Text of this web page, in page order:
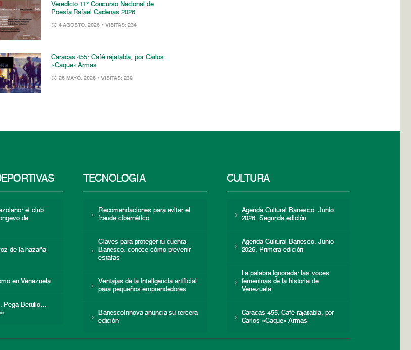
Veredicto 11° Concurso Nacional de
Poesía Rafael Cadenas 2026
4 AGOSTO, 2026 • VISITAS: 234
Caracas 455: Café rajatabla, por Carlos
«Caque» Armas
26 MAYO, 2026 • VISITAS: 239
el club
de
de la hazaña
en Venezuela
Pega Betulio…
TECNOLOGÍA
Recomendaciones para evitar el
fraude cibernético
Claves para proteger tu cuenta
Banesco: conoce cómo prevenir
estafas
Ventajas de la inteligencia artificial
para pequeños emprendedores
BanescoInnova anuncia su tercera
edición
CULTURA
Agenda Cultural Banesco. Junio
2026. Segunda edición
Agenda Cultural Banesco. Junio
2026. Primera edición
La palabra ignorada: las voces
femeninas de la historia de
Venezuela
Caracas 455: Café rajatabla, por
Carlos «Caque» Armas